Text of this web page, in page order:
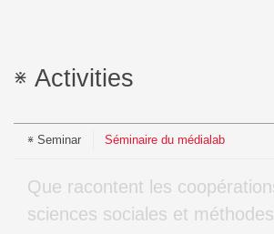
Activities
Seminar Séminaire du médialab
Que racontent les coopérations entre
sciences sociales et méthodes